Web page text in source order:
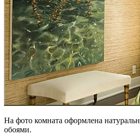
На фото комната оформлена
обоями.